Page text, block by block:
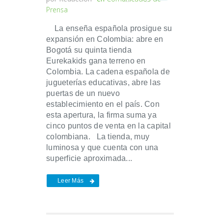
Prensa
La enseña española prosigue su
expansión en Colombia: abre en
Bogotá su quinta tienda
Eurekakids gana terreno en
Colombia. La cadena española de
jugueterías educativas, abre las
puertas de un nuevo
establecimiento en el país. Con
esta apertura, la firma suma ya
cinco puntos de venta en la capital
colombiana. La tienda, muy
luminosa y que cuenta con una
superficie aproximada...
Leer Más